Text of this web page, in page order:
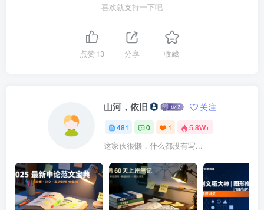
喜欢就支持一下吧
点赞13 分享 收藏
山河，依旧 关注
481 0 1 5.8W+
这家伙很懒，什么都没有写...